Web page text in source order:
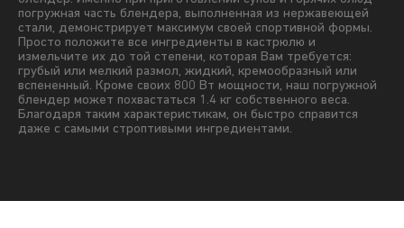
погружная часть блендера, выполненная из нержавеющей
стали, демонстрирует максимум своей спортивной формы.
Просто положите все ингредиенты в кастрюлю и
измельчите их до той степени, которая Вам требуется:
грубый или мелкий размол, жидкий, кремообразный или
вспененный. Кроме своих 800 Вт мощности, наш погружной
блендер может похвастаться 1.4 кг собственного веса.
Благодаря таким характеристикам, он быстро справится
даже с самыми строптивыми ингредиентами.